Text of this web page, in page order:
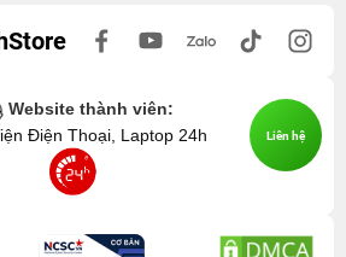
Website thành viên:
Điện Thoại, Laptop 24h
Liên hệ